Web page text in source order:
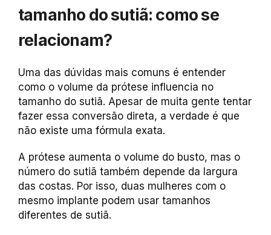
tamanho do sutiã: como se
relacionam?
Uma das dúvidas mais comuns é entender
como o volume da prótese influencia no
tamanho do sutiã. Apesar de muita gente tentar
fazer essa conversão direta, a verdade é que
não existe uma fórmula exata.
A prótese aumenta o volume do busto, mas o
número do sutiã também depende da largura
das costas. Por isso, duas mulheres com o
mesmo implante podem usar tamanhos
diferentes de sutiã.